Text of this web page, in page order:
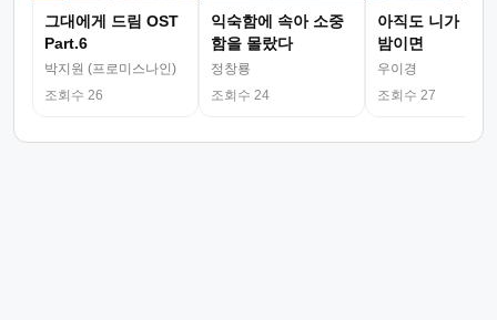
그대에게 드림 OST
Part.6
박지원 (프로미스나인)
조회수 26
익숙함에 속아 소중
함을 몰랐다
정창룡
조회수 24
아직도 니가 그
밤이면
우이경
조회수 27